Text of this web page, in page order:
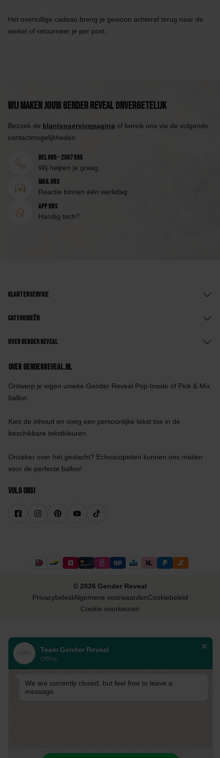
Het overtollige cadeau breng je gewoon achteraf terug naar de
winkel of retourneer je per post.
Wij maken jouw Gender Reveal onvergetelijk
Bezoek de klantenservicepagina of bereik ons via de volgende
contactmogelijkheden.
Bel 085 - 2007 595
Wij helpen je graag
Mail ons
Reactie binnen één werkdag
App ons
Handig toch?
Klantenservice
Categorieën
Over Gender Reveal
Over GenderReveal.nl
Ontwerp je eigen unieke Gender Reveal Pop-Inside of Pick & Mix
ballon.
Kies de inhoud en voeg een persoonlijke tekst toe in de
beschikbare tekstkleuren.
Onzeker over het geslacht? Echoscopisten kunnen ons mailen
voor de perfecte ballon!
Volg ons!
© 2026 Gender Reveal
PrivacybeleidAlgemene voorwaardenCookiebeleid
Cookie voorkeuren
Team Gender Reveal
Offline
We are currently closed, but feel free to leave a
message.